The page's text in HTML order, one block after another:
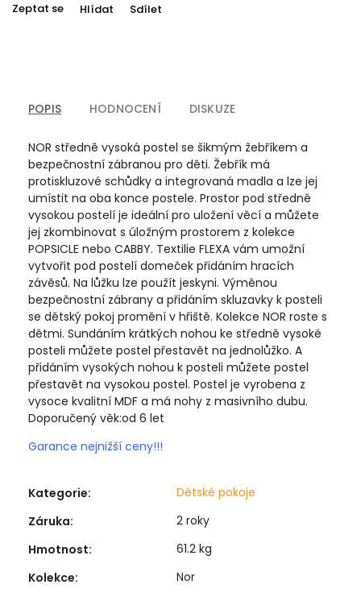
Zeptat se Hlídat Sdílet
POPIS HODNOCENÍ DISKUZE
NOR středně vysoká postel se šikmým žebříkem a
bezpečnostní zábranou pro děti. Žebřík má
protiskluzové schůdky a integrovaná madla a lze jej
umístit na oba konce postele. Prostor pod středně
vysokou postelí je ideální pro uložení věcí a můžete
jej zkombinovat s úložným prostorem z kolekce
POPSICLE nebo CABBY. Textilie FLEXA vám umožní
vytvořit pod postelí domeček přidáním hracích
závěsů. Na lůžku lze použít jeskyni. Výměnou
bezpečnostní zábrany a přidáním skluzavky k posteli
se dětský pokoj promění v hřiště. Kolekce NOR roste s
dětmi. Sundáním krátkých nohou ke středně vysoké
posteli můžete postel přestavět na jednolůžko. A
přidáním vysokých nohou k posteli můžete postel
přestavět na vysokou postel. Postel je vyrobena z
vysoce kvalitní MDF a má nohy z masivního dubu.
Doporučený věk:od 6 let
Garance nejnižší ceny!!!
Kategorie:
Dětské pokoje
Záruka:
2 roky
Hmotnost:
61.2 kg
Kolekce:
Nor